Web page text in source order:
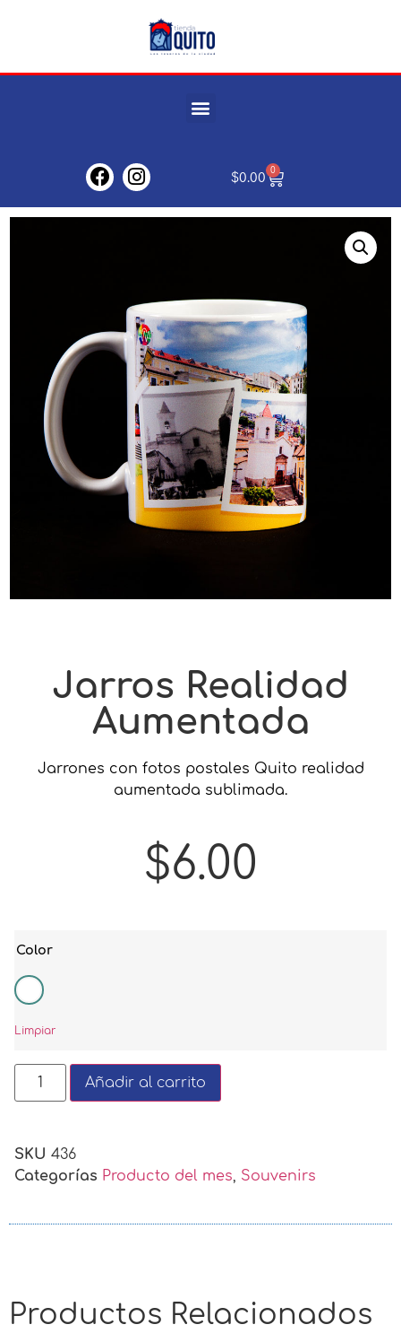
$0.00
0
Jarros Realidad
Aumentada
Jarrones con fotos postales Quito realidad
aumentada sublimada.
$6.00
Color
Limpiar
Añadir al carrito
SKU 436
Categorías Producto del mes Souvenirs
Productos Relacionados